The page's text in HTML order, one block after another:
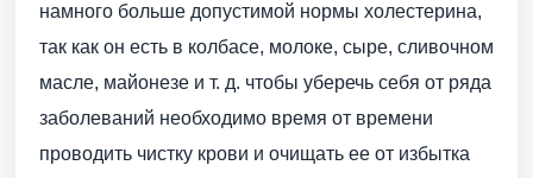
намного больше допустимой нормы холестерина,
так как он есть в колбасе, молоке, сыре, сливочном
масле, майонезе и т. д. чтобы уберечь себя от ряда
заболеваний необходимо время от времени
проводить чистку крови и очищать ее от избытка